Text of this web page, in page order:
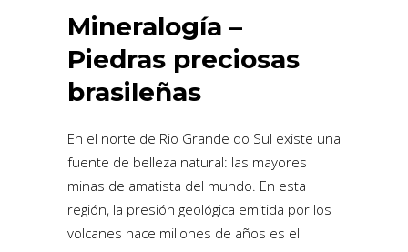
Mineralogía –
Piedras preciosas
brasileñas
En el norte de Rio Grande do Sul existe una
fuente de belleza natural: las mayores
minas de amatista del mundo. En esta
región, la presión geológica emitida por los
volcanes hace millones de años es el